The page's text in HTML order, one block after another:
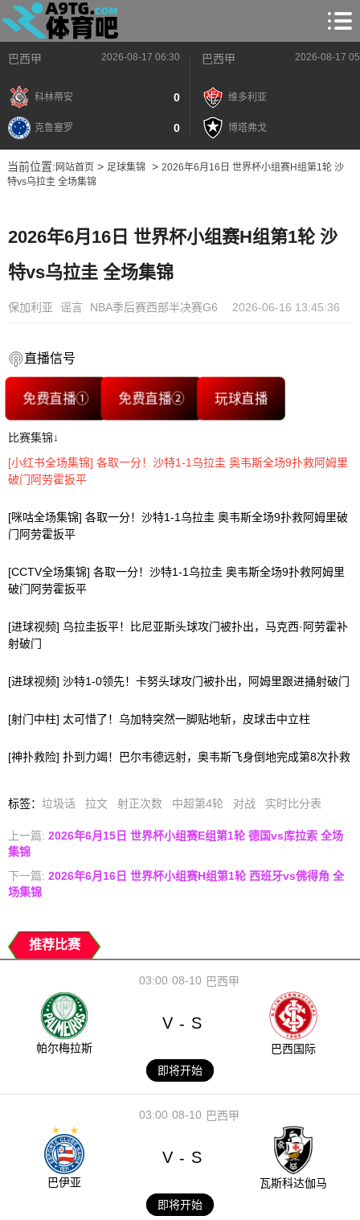
巴西甲 2026-08-17 06:30
科林蒂安 0
克鲁塞罗 0
巴西甲 2026-08-17
维多利亚
博塔弗戈
当前位置: 网站首页> 足球集锦> 2026年6月16日 世界杯小组赛H组第1轮 沙
特vs乌拉圭 全场集锦
2026年6月16日 世界杯小组赛H组第1轮 沙
特vs乌拉圭 全场集锦
保加利亚 谣言 NBA季后赛西部半决赛G6 2026-06-16 13:45:36
直播信号
免费直播① 免费直播② 玩球直播
比赛集锦↓
[小红书全场集锦] 各取一分！沙特1-1乌拉圭 奥韦斯全场9扑救阿姆里
破门阿劳霍扳平
[咪咕全场集锦] 各取一分！沙特1-1乌拉圭 奥韦斯全场9扑救阿姆里破
门阿劳霍扳平
[CCTV全场集锦] 各取一分！沙特1-1乌拉圭 奥韦斯全场9扑救阿姆里
破门阿劳霍扳平
[进球视频] 乌拉圭扳平！比尼亚斯头球攻门被扑出，马克西·阿劳霍补
射破门
[进球视频] 沙特1-0领先！卡努头球攻门被扑出，阿姆里跟进捅射破门
[射门中柱] 太可惜了！乌加特突然一脚贴地斩，皮球击中立柱
[神扑救险] 扑到力竭！巴尔韦德远射，奥韦斯飞身倒地完成第8次扑救
标签： 垃圾话 拉文 射正次数 中超第4轮 对战 实时比分表
上一篇: 2026年6月15日 世界杯小组赛E组第1轮 德国vs库拉索 全场
集锦
下一篇: 2026年6月16日 世界杯小组赛H组第1轮 西班牙vs佛得角 全
场集锦
推荐比赛
08-10
03:00 巴西甲
帕尔梅拉斯
V - S
巴西国际
即将开始
08-10
03:00 巴西甲
巴伊亚
V - S
瓦斯科达伽马
即将开始